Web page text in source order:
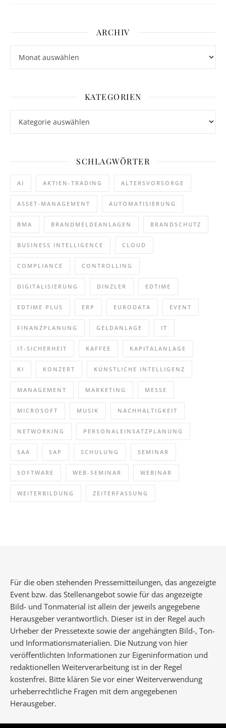
ARCHIV
KATEGORIEN
SCHLAGWÖRTER
AI AKTIEN-TRADING ALTERSVORSORGE
ASSET-MANAGEMENT AUTOMATISIERUNG
BMA BRANDMELDEANLAGEN BRANDSCHUTZ
BUSINESS INTELLIGENCE CLOUD
COMPLIANCE CONTROLLING
DIGITALISIERUNG DINZLER EDTIME
EDTIME PLUS ERP EURODATA EVENT
FINANZPLANUNG GELDANLAGE IT
IT-SICHERHEIT KAFFEE KAPITALANLAGE
KI KONZERT KÜNSTLICHE INTELLIGENZ
MANAGEMENT MARKETING MESSE
MICROSOFT MUSIK NACHHALTIGKEIT
NETWORKING PERSONALEINSATZPLANUNG
SAA SAP SCHULUNG SEMINAR
SOFTWARE WEB-SEMINAR WEBINAR
WEITERBILDUNG ZEITERFASSUNG
Für die oben stehenden Pressemitteilungen, das angezeigte
Event bzw. das Stellenangebot sowie für das angezeigte
Bild- und Tonmaterial ist allein der jeweils angegebene
Herausgeber verantwortlich. Dieser ist in der Regel auch
Urheber der Pressetexte sowie der angehängten Bild-, Ton-
und Informationsmaterialien. Die Nutzung von hier
veröffentlichten Informationen zur Eigeninformation und
redaktionellen Weiterverarbeitung ist in der Regel
kostenfrei. Bitte klären Sie vor einer Weiterverwendung
urheberrechtliche Fragen mit dem angegebenen
Herausgeber.